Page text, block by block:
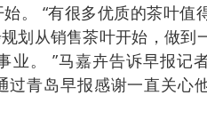
。 “有很多优质的茶叶值
划从销售茶叶开始，做到
。 ”马嘉卉告诉早报记
过青岛早报感谢一直关心